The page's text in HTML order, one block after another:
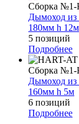
Сборка №1-
Дымоход из
180мм h 12м
5 позиций
Подробнее
Сборка №1-
Дымоход из
160мм h 5м
6 позиций
Подробнее